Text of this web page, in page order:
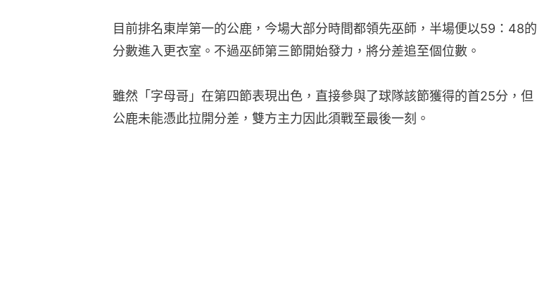
目前排名東岸第一的公鹿，今場大部分時間都領先巫師，半場便以59：48的
分數進入更衣室。不過巫師第三節開始發力，將分差追至個位數。
雖然「字母哥」在第四節表現出色，直接參與了球隊該節獲得的首25分，但
公鹿未能憑此拉開分差，雙方主力因此須戰至最後一刻。